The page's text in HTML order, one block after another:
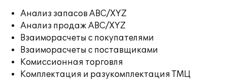
Анализ запасов ABC/XYZ
Анализ продаж ABC/XYZ
Взаиморасчеты с покупателями
Взаиморасчеты с поставщиками
Комиссионная торговля
Комплектация и разукомплектация ТМЦ